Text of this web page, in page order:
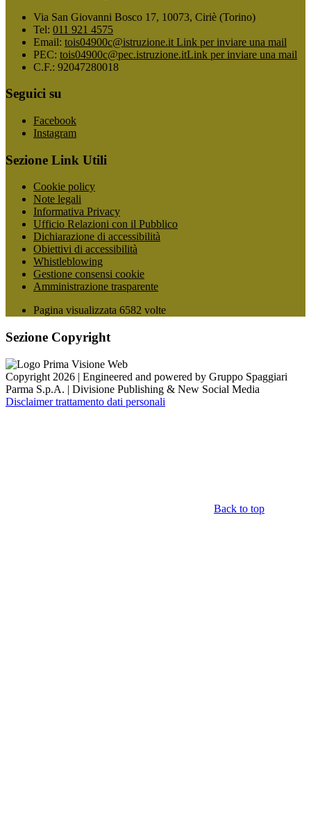
Via San Giovanni Bosco 17, 10073, Ciriè (Torino)
Tel: 011 921 4575
Email: tois04900c@istruzione.it Link per inviare una mail
PEC: tois04900c@pec.istruzione.itLink per inviare una mail
C.F.: 92047280018
Seguici su
Facebook
Instagram
Sezione Link Utili
Cookie policy
Note legali
Informativa Privacy
Ufficio Relazioni con il Pubblico
Dichiarazione di accessibilità
Obiettivi di accessibilità
Whistleblowing
Gestione consensi cookie
Amministrazione trasparente
Pagina visualizzata 6582 volte
Sezione Copyright
Copyright 2026 | Engineered and powered by Gruppo Spaggiari
Parma S.p.A. | Divisione Publishing & New Social Media
Disclaimer trattamento dati personali
Back to top